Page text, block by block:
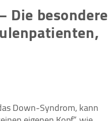
Die besondere
Down-Syndrom, kann